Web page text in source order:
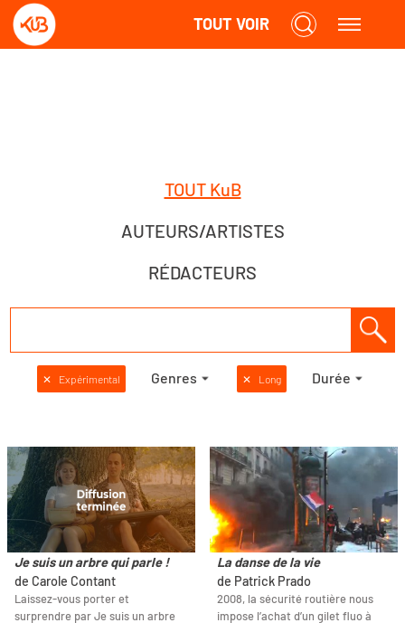
TOUT VOIR
TOUT KuB
AUTEURS/ARTISTES
RÉDACTEURS
✕ Expérimental Genres ✕ Long Durée
Je suis un arbre qui parle !
de Carole Contant
Laissez-vous porter et
surprendre par Je suis un arbre
La danse de la vie
de Patrick Prado
2008, la sécurité routière nous
impose l’achat d’un gilet fluo à